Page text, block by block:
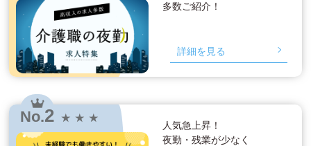
多数ご紹介！
詳細を見る
No.2 ★ ★ ★
人気急上昇！
夜勤・残業が少なく